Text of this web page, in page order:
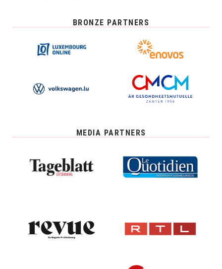
BRONZE PARTNERS
MEDIA PARTNERS